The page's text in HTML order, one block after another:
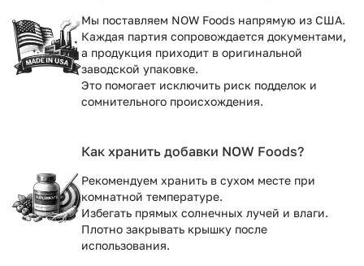
Мы поставляем NOW Foods напрямую из США.
Каждая партия сопровождается документами,
а продукция приходит в оригинальной
заводской упаковке.
Это помогает исключить риск подделок и
сомнительного происхождения.
Как хранить добавки NOW Foods?
Рекомендуем хранить в сухом месте при
комнатной температуре.
Избегать прямых солнечных лучей и влаги.
Плотно закрывать крышку после
использования.